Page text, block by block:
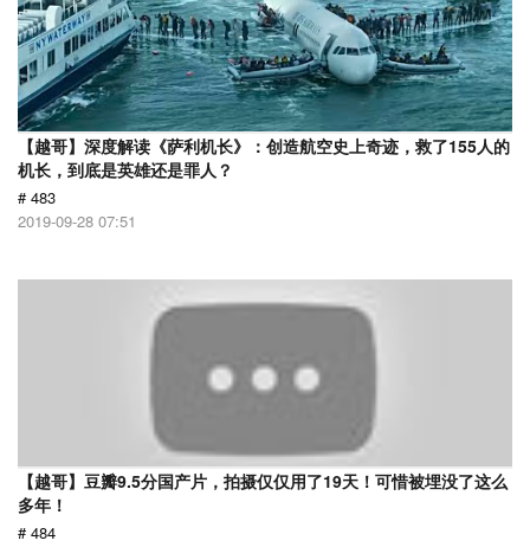
【越哥】深度解读《萨利机长》：创造航空史上奇迹，救了155人的
机长，到底是英雄还是罪人？
# 483
2019-09-28 07:51
【越哥】豆瓣9.5分国产片，拍摄仅仅用了19天！可惜被埋没了这么
多年！
# 484